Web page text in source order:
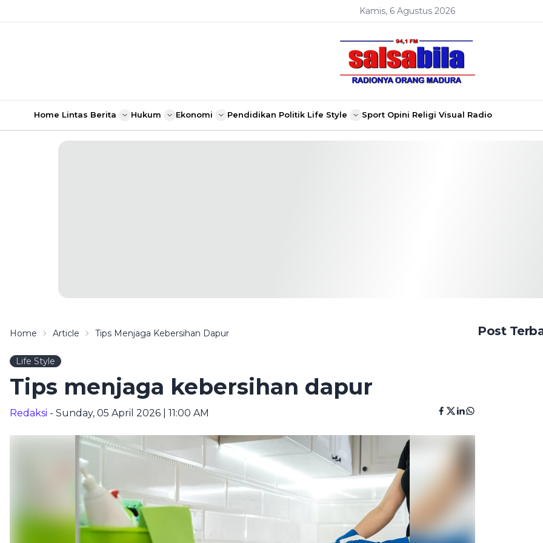
Kamis, 6 Agustus 2026
Home Lintas Berita Hukum Ekonomi Pendidikan Politik Life Style Sport Opini Religi Visual Radio
Home Article Tips Menjaga Kebersihan Dapur
Life Style
Tips menjaga kebersihan dapur
Redaksi - Sunday, 05 April 2026 | 11:00 AM
Post